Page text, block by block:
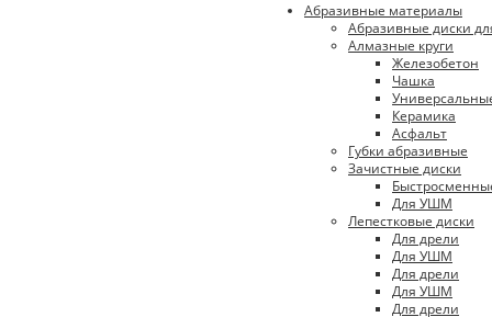
Абразивные материалы
Абразивные диски
Алмазные круги
Железобетон
Чашка
Керамика
Асфальт
Губки абразивные
Зачистные диски
Для УШМ
Лепестковые диски
Для дрели
Для УШМ
Для дрели
Для УШМ
Для дрели